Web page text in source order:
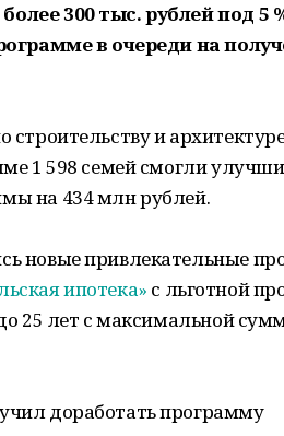
300 тыс. рублей под 5
в очереди на
строительству и
1 598 семей смогли
на 434 млн рублей.
новые привлекательные
ипотека» с льготной
25 лет с максимальной
доработать программу